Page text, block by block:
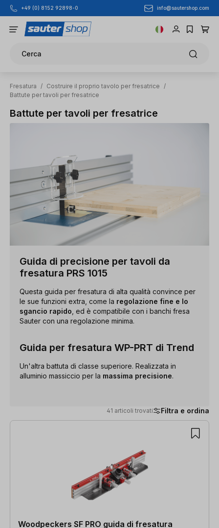
Passa al contenuto principale
+49 (0) 8152 92898-0 info@sautershop.com
Cerca
Fresatura / Costruire il proprio tavolo per fresatrice
/
Battute per tavoli per fresatrice
Battute per tavoli per fresatrice
Guida di precisione per tavoli da
fresatura PRS 1015
Questa guida per fresatura di alta qualità convince per
le sue funzioni extra, come la regolazione fine e lo
sgancio rapido , ed è compatibile con i banchi fresa
Sauter con una regolazione minima.
Guida per fresatura WP-PRT di Trend
Un'altra battuta di classe superiore. Realizzata in
alluminio massiccio per la massima precisione.
41 articoli trovati Filtra e ordina
41 articoli trovati
Woodpeckers SF PRO guida di fresatura